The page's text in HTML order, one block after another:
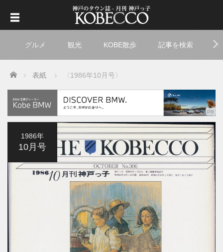
グルメ 観光 KOBE散歩 記事を検索
Home 表紙 〈1986年10月号〉
1986年
10月号